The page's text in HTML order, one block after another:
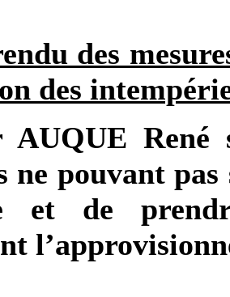
des
des
AUQUE René
ne pouvant
et de